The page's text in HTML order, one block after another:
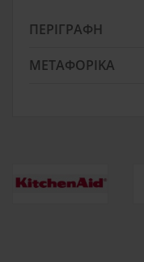
ΠΕΡΙΓΡΑΦΉ
ΜΕΤΑΦΟΡΙΚΆ